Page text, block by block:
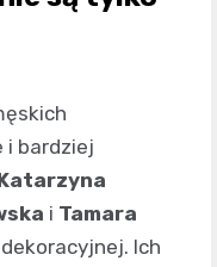
i bardziej
i Tamara
Ich